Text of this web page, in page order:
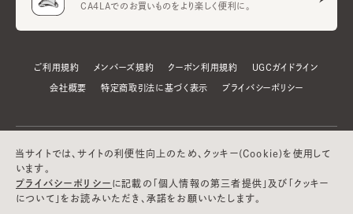
CA4LAでのお買いものをより楽しく便利に。
ご利用規約 メンバーズ規約 クーポン利用規約 UGCガイドライン
会社概要 特定商取引法に基づく表示 プライバシーポリシー
当サイトでは、サイトの利便性向上のため、クッキー(Cookie)を使用して
います。
プライバシーポリシー に記載の「個人情報の第三者提供」及び「クッキー
について」をお読みいただき、承諾をお願いいたします。